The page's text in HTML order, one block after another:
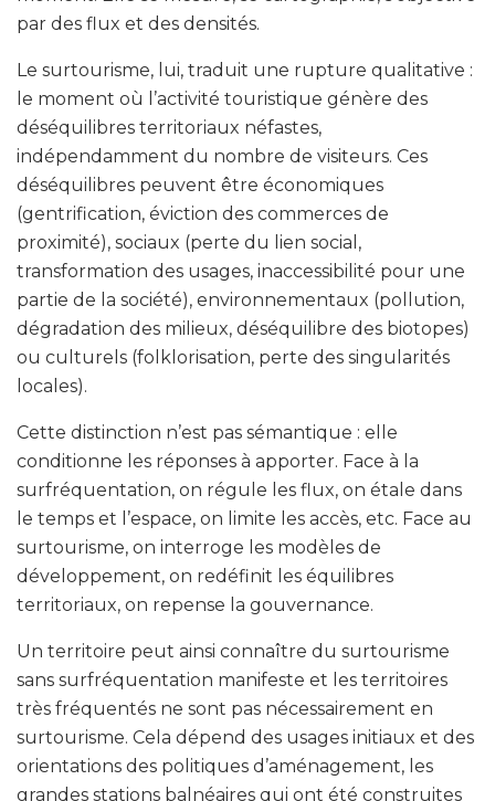
par des flux et des densités.
Le surtourisme, lui, traduit une rupture qualitative :
le moment où l’activité touristique génère des
déséquilibres territoriaux néfastes,
indépendamment du nombre de visiteurs. Ces
déséquilibres peuvent être économiques
(gentrification, éviction des commerces de
proximité), sociaux (perte du lien social,
transformation des usages, inaccessibilité pour une
partie de la société), environnementaux (pollution,
dégradation des milieux, déséquilibre des biotopes)
ou culturels (folklorisation, perte des singularités
locales).
Cette distinction n’est pas sémantique : elle
conditionne les réponses à apporter. Face à la
surfréquentation, on régule les flux, on étale dans
le temps et l’espace, on limite les accès, etc. Face au
surtourisme, on interroge les modèles de
développement, on redéfinit les équilibres
territoriaux, on repense la gouvernance.
Un territoire peut ainsi connaître du surtourisme
sans surfréquentation manifeste et les territoires
très fréquentés ne sont pas nécessairement en
surtourisme. Cela dépend des usages initiaux et des
orientations des politiques d’aménagement, les
grandes stations balnéaires qui ont été construites